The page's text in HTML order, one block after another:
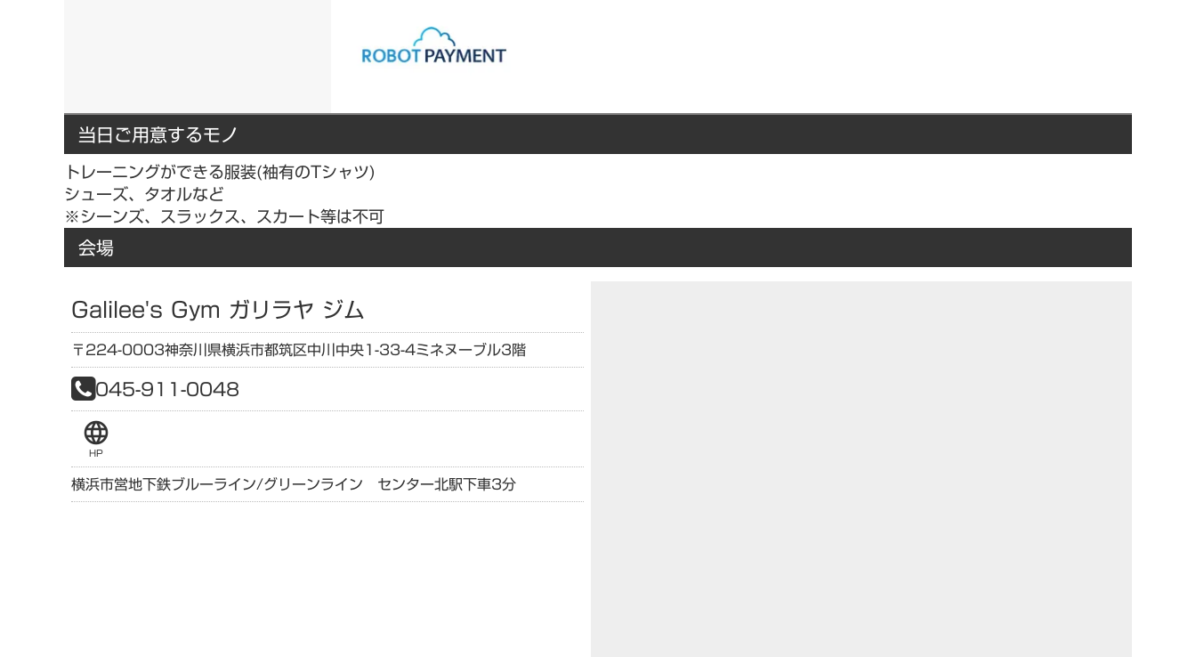
当日ご用意するモノ
トレーニングができる服装(袖有のTシャツ)
シューズ、タオルなど
※シーンズ、スラックス、スカート等は不可
会場
Galilee's Gym ガリラヤ ジム
〒224-0003神奈川県横浜市都筑区中川中央1-33-4ミネヌーブル3階
045-911-0048
language
HP
横浜市営地下鉄ブルーライン/グリーンライン センター北駅下車3分